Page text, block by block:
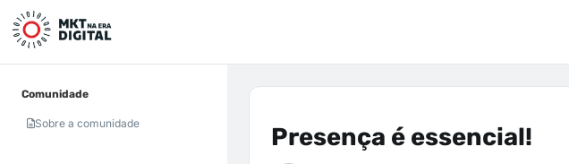
Comunidade
Sobre a comunidade Presença é essencial!